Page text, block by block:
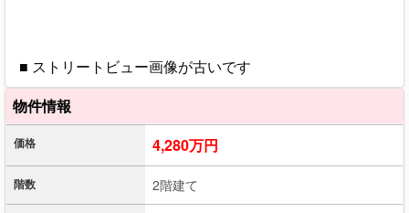
■ ストリートビュー画像が古いです
物件情報
価格 4,280万円
階数 2階建て